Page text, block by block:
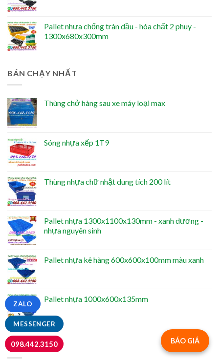
Pallet nhựa chống tràn dầu - hóa chất 2 phuy -
1300x680x300mm
BÁN CHẠY NHẤT
Thùng chở hàng sau xe máy loại max
Sóng nhựa xếp 1T9
Thùng nhựa chữ nhật dung tích 200 lít
Pallet nhựa 1300x1100x130mm - xanh dương -
nhựa nguyên sinh
Pallet nhựa kê hàng 600x600x100mm màu xanh
Pallet nhựa 1000x600x135mm
NỔI BẬT
BÁO GIÁ
MESSENGER
ZALO
098.442.3150